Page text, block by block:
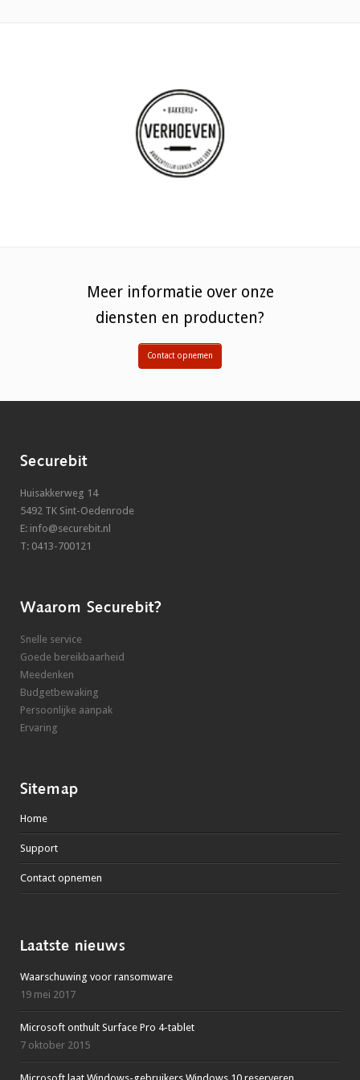
Meer informatie over onze
diensten en producten?
Contact opnemen
Securebit
Huisakkerweg 14
5492 TK Sint-Oedenrode
E: info@securebit.nl
T: 0413-700121
Waarom Securebit?
Snelle service
Goede bereikbaarheid
Meedenken
Budgetbewaking
Persoonlijke aanpak
Ervaring
Sitemap
Home
Support
Contact opnemen
Laatste nieuws
Waarschuwing voor ransomware
19 mei 2017
Microsoft onthult Surface Pro 4-tablet
7 oktober 2015